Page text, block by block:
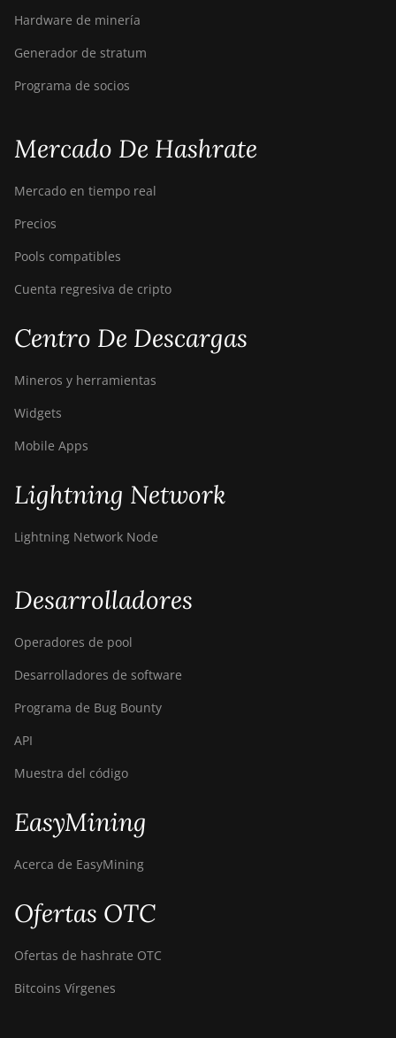
Hardware de minería
Generador de stratum
Programa de socios
Mercado De Hashrate
Mercado en tiempo real
Precios
Pools compatibles
Cuenta regresiva de cripto
Centro De Descargas
Mineros y herramientas
Widgets
Mobile Apps
Lightning Network
Lightning Network Node
Desarrolladores
Operadores de pool
Desarrolladores de software
Programa de Bug Bounty
API
Muestra del código
EasyMining
Acerca de EasyMining
Ofertas OTC
Ofertas de hashrate OTC
Bitcoins Vírgenes